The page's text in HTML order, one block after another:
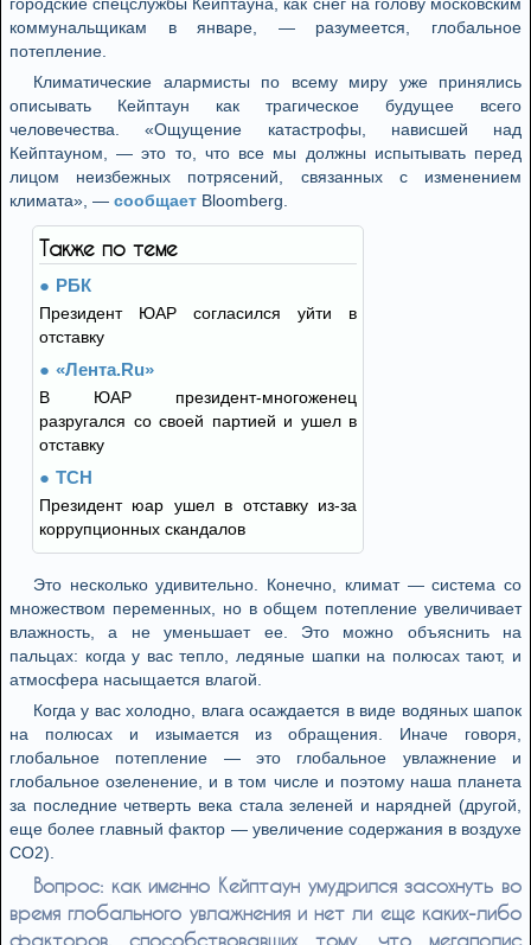
коммунальщикам в январе, — разумеется, глобальное
потепление.
Климатические алармисты по всему миру уже принялись
описывать Кейптаун как трагическое будущее всего
человечества. «Ощущение катастрофы, нависшей над
Кейптауном, — это то, что все мы должны испытывать перед
лицом неизбежных потрясений, связанных с изменением
климата», — сообщает Bloomberg.
Также по теме
РБК
Президент ЮАР согласился уйти в
отставку
«Лента.Ru»
В ЮАР президент-многоженец
разругался со своей партией и ушел в
отставку
ТСН
Президент юар ушел в отставку из-за
коррупционных скандалов
Это несколько удивительно. Конечно, климат — система со
множеством переменных, но в общем потепление увеличивает
влажность, а не уменьшает ее. Это можно объяснить на
пальцах: когда у вас тепло, ледяные шапки на полюсах тают, и
атмосфера насыщается влагой.
Когда у вас холодно, влага осаждается в виде водяных шапок
на полюсах и изымается из обращения. Иначе говоря,
глобальное потепление — это глобальное увлажнение и
глобальное озеленение, и в том числе и поэтому наша планета
за последние четверть века стала зеленей и нарядней (другой,
еще более главный фактор — увеличение содержания в воздухе
CO2).
Вопрос: как именно Кейптаун умудрился засохнуть во
время глобального увлажнения и нет ли еще каких-либо
факторов, способствовавших тому, что мегаполис